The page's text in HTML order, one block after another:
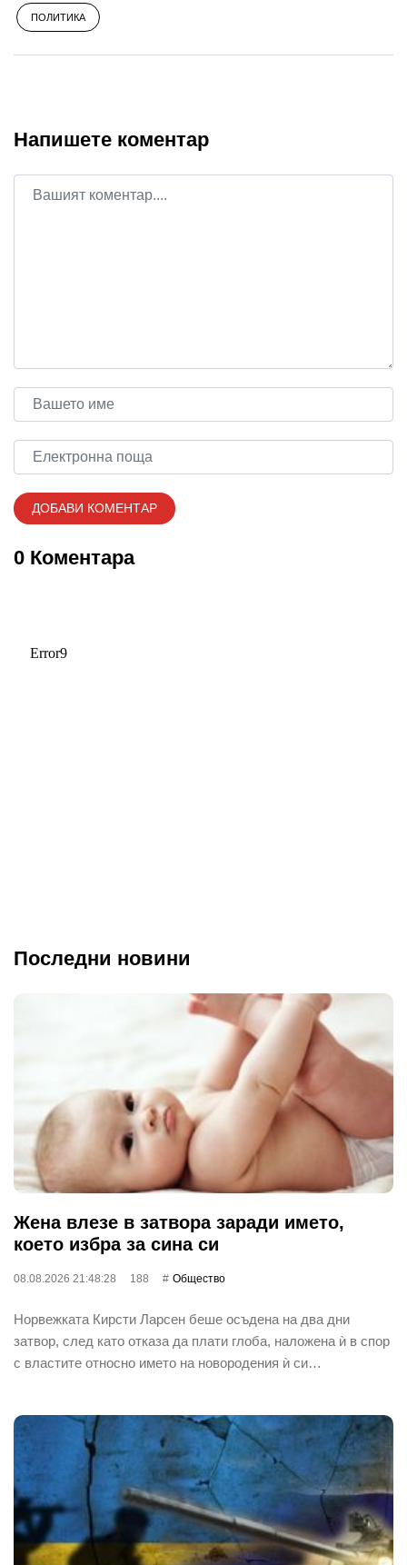
ПОЛИТИКА
Напишете коментар
0 Коментара
Последни новини
Жена влезе в затвора заради името,
което избра за сина си
08.08.2026 21:48:28 188 Общество
Норвежката Кирсти Ларсен беше осъдена на два дни
затвор, след като отказа да плати глоба, наложена ѝ в спор
с властите относно името на новородения ѝ си…